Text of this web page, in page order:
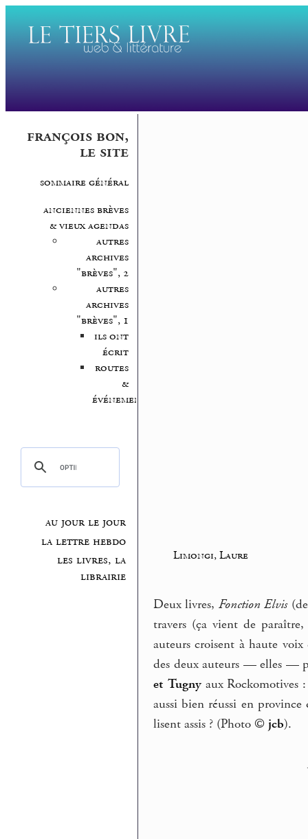
françois bon,
le site
sommaire général
anciennes brèves
& vieux agendas
autres
archives
"brèves", 2
autres
archives
"brèves", 1
ils ont
écrit
routes
&
événements
au jour le jour
la lettre hebdo
les livres, la
librairie
Limongi, Laure
Deux livres, Fonction Elvis
travers (ça vient de
auteurs croisent à haute
des deux auteurs — elles —
et Tugnyaux Rockomotives
aussi bien réussi en province
lisent assis ? (Photo © jcb).